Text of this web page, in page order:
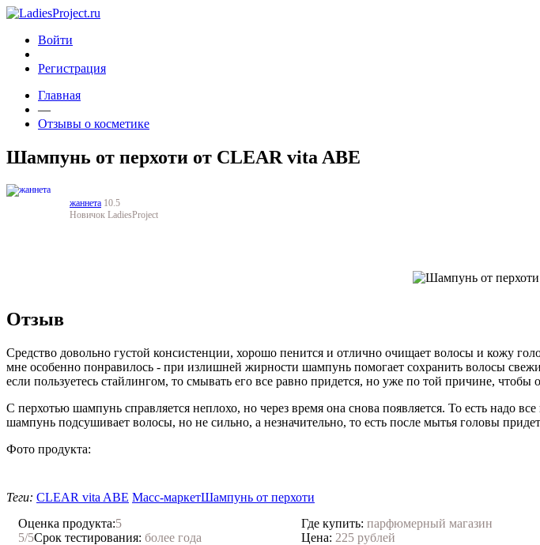
Войти
Регистрация
Главная
—
Отзывы о косметике
Шампунь от перхоти от CLEAR vita ABE
жаннета 10.5
Новичок LadiesProject
Отзыв
Средство довольно густой консистенции, хорошо пенится и отлично очищает волосы и кожу
мне особенно понравилось - при излишней жирности шампунь помогает сохранить волосы
если пользуетесь стайлингом, то смывать его все равно придется, но уже по той причине, чтобы
С перхотью шампунь справляется неплохо, но через время она снова появляется. То есть надо
шампунь подсушивает волосы, но не сильно, а незначительно, то есть после мытья головы
Фото продукта:
Теги: CLEAR vita ABE Масс-маркетШампунь от перхоти
Оценка продукта:5
5/5Срок тестирования: более года
Где купить: парфюмерный магазин
Цена: 225 рублей